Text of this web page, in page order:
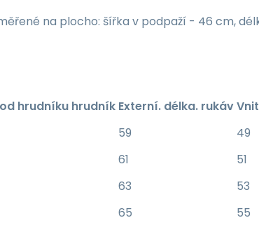
na plocho: šířka v podpaží - 46 cm,
hrudníku hrudník Externí. délka. rukáv
59
49
61
51
63
53
65
55